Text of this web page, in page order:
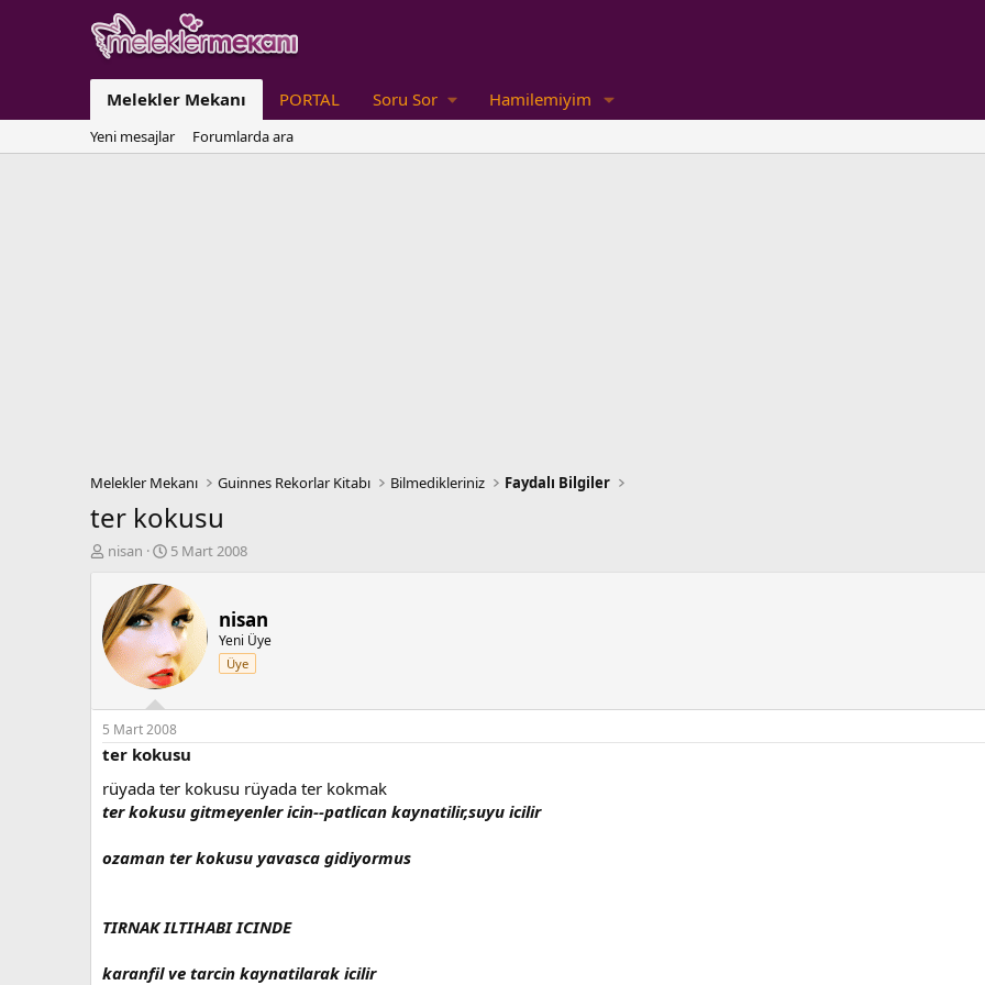
Melekler Mekanı PORTAL Soru Sor Hamilemiyim
Yeni mesajlar Forumlarda ara
Melekler Mekanı Guinnes Rekorlar Kitabı Bilmedikleriniz Faydalı Bilgiler
ter kokusu
K
b
u
y
u
a
ş
l
a
t
a
nisan
B
ş
l
a
n
g
ı
ç
t
a
r
i
h
5 Mart 2008
nisan
Yeni Üye
Üye
5 Mart 2008
ter kokusu
rüyada ter kokusu rüyada ter kokmak
ter kokusu gitmeyenler icin--patlican kaynatilir,suyu icilir
ozaman ter kokusu yavasca gidiyormus
TIRNAK ILTIHABI ICINDE
karanfil ve tarcin kaynatilarak icilir